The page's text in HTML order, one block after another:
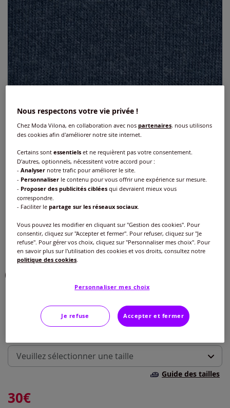
Socquettes
Réf : 824.343.034
Couleur :bleu chiné
Choisir une couleur :
Veuillez sélectionner une taille
Guide des tailles
30€
Nous respectons votre vie privée !
Chez Moda Vilona, en collaboration avec nospartenaires, nous utilisons
des cookies afin d'améliorer notre site internet.
Certains sontessentiels et ne requièrent pas votre consentement.
D'autres, optionnels, nécessitent votre accord pour :
-Analyser notre trafic pour améliorer le site.
- Personnaliser le contenu pour vous offrir une expérience sur mesure.
- Proposer des publicités ciblées qui devraient mieux vous
correspondre.
- Faciliter lepartage sur les réseaux sociaux
Vous pouvez les modifier en cliquant sur "Gestion des cookies". Pour
consentir, cliquez sur "Accepter et fermer". Pour refuser, cliquez sur "Je
refuse". Pour gérer vos choix, cliquez sur "Personnaliser mes choix". Pour
en savoir plus sur l'utilisation des cookies et vos droits, consultez notre
politique des cookies
Personnaliser mes choix
Je refuse Accepter et fermer